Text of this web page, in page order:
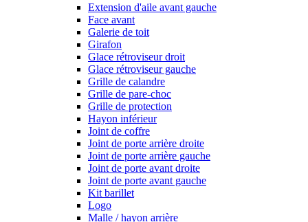
Extension d'aile avant gauche
Face avant
Galerie de toit
Girafon
Glace rétroviseur droit
Glace rétroviseur gauche
Grille de calandre
Grille de pare-choc
Grille de protection
Hayon inférieur
Joint de coffre
Joint de porte arrière droite
Joint de porte arrière gauche
Joint de porte avant droite
Joint de porte avant gauche
Kit barillet
Logo
Malle / hayon arrière